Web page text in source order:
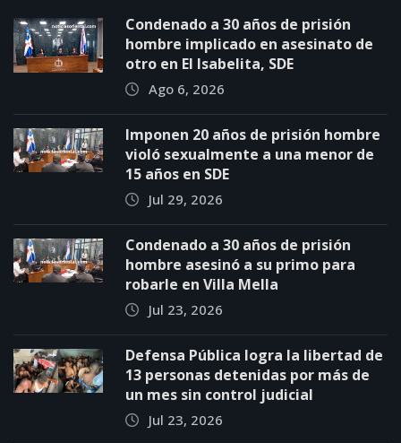
Condenado a 30 años de prisión
hombre implicado en asesinato de
otro en El Isabelita, SDE
Ago 6, 2026
Imponen 20 años de prisión hombre
violó sexualmente a una menor de
15 años en SDE
Jul 29, 2026
Condenado a 30 años de prisión
hombre asesinó a su primo para
robarle en Villa Mella
Jul 23, 2026
Defensa Pública logra la libertad de
13 personas detenidas por más de
un mes sin control judicial
Jul 23, 2026